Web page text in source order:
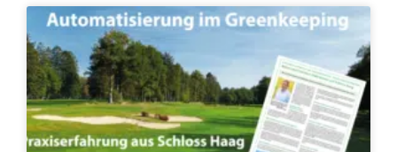
Seite
SeiteSeiteSeiteSeite